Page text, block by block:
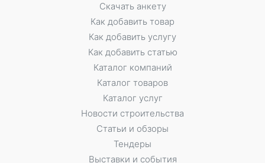
Скачать анкету
Как добавить товар
Как добавить услугу
Как добавить статью
Каталог компаний
Каталог товаров
Каталог услуг
Новости строительства
Статьи и обзоры
Тендеры
Выставки и события